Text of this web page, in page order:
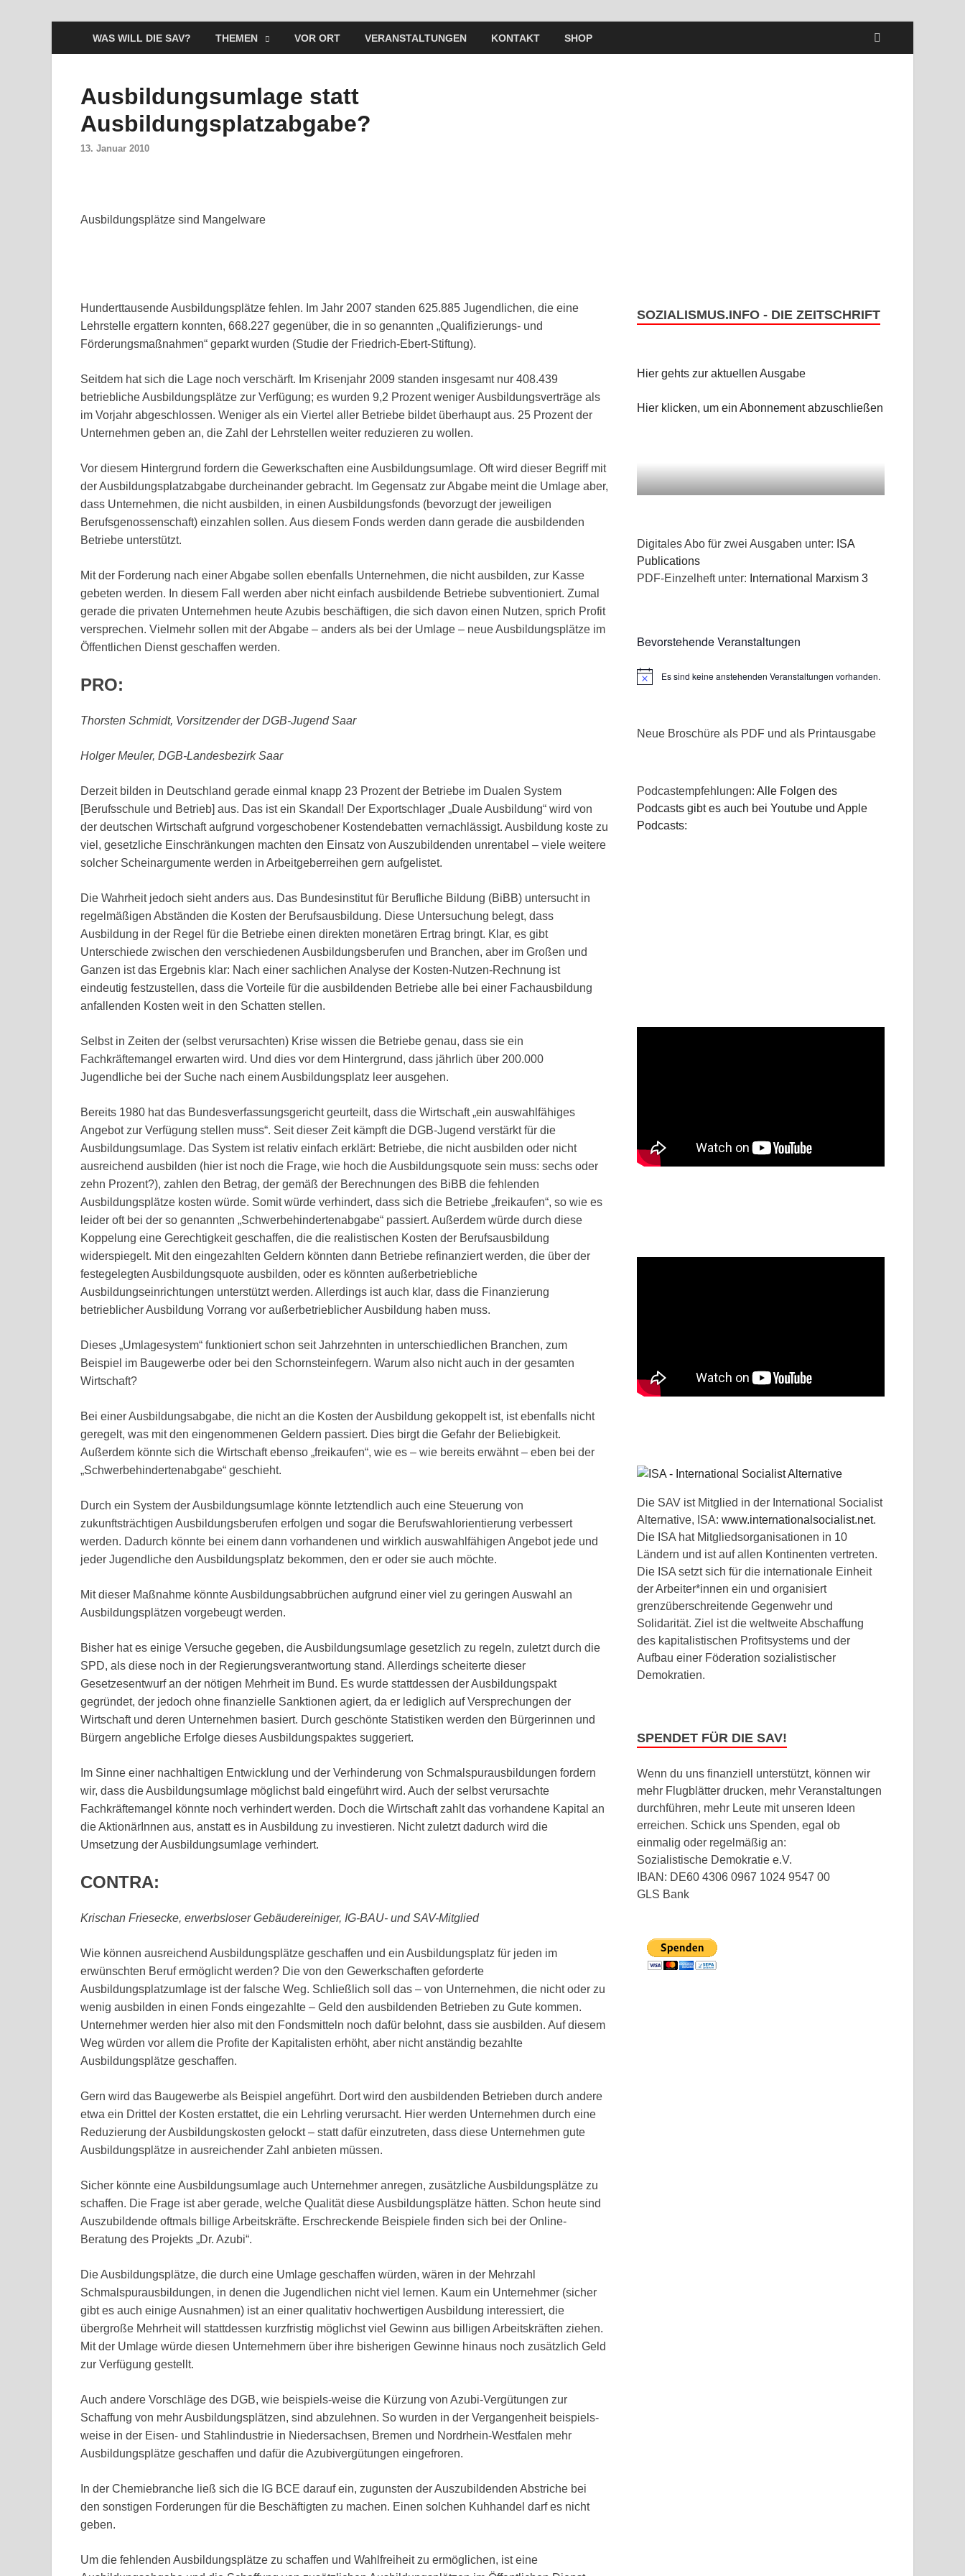
WAS WILL DIE SAV? THEMEN VOR ORT VERANSTALTUNGEN KONTAKT SHOP
Ausbildungsumlage statt
Ausbildungsplatzabgabe?
13. Januar 2010
Ausbildungsplätze sind Mangelware
Hunderttausende Ausbildungsplätze fehlen. Im Jahr 2007 standen 625.885 Jugendlichen, die eine
Lehrstelle ergattern konnten, 668.227 gegenüber, die in so genannten „Qualifizierungs- und
Förderungsmaßnahmen“ geparkt wurden (Studie der Friedrich-Ebert-Stiftung).
Seitdem hat sich die Lage noch verschärft. Im Krisenjahr 2009 standen insgesamt nur 408.439
betriebliche Ausbildungsplätze zur Verfügung; es wurden 9,2 Prozent weniger Ausbildungsverträge als
im Vorjahr abgeschlossen. Weniger als ein Viertel aller Betriebe bildet überhaupt aus. 25 Prozent der
Unternehmen geben an, die Zahl der Lehrstellen weiter reduzieren zu wollen.
Vor diesem Hintergrund fordern die Gewerkschaften eine Ausbildungsumlage. Oft wird dieser Begriff mit
der Ausbildungsplatzabgabe durcheinander gebracht. Im Gegensatz zur Abgabe meint die Umlage aber,
dass Unternehmen, die nicht ausbilden, in einen Ausbildungsfonds (bevorzugt der jeweiligen
Berufsgenossenschaft) einzahlen sollen. Aus diesem Fonds werden dann gerade die ausbildenden
Betriebe unterstützt.
Mit der Forderung nach einer Abgabe sollen ebenfalls Unternehmen, die nicht ausbilden, zur Kasse
gebeten werden. In diesem Fall werden aber nicht einfach ausbildende Betriebe subventioniert. Zumal
gerade die privaten Unternehmen heute Azubis beschäftigen, die sich davon einen Nutzen, sprich Profit
versprechen. Vielmehr sollen mit der Abgabe – anders als bei der Umlage – neue Ausbildungsplätze im
Öffentlichen Dienst geschaffen werden.
PRO:
Thorsten Schmidt, Vorsitzender der DGB-Jugend Saar
Holger Meuler, DGB-Landesbezirk Saar
Derzeit bilden in Deutschland gerade einmal knapp 23 Prozent der Betriebe im Dualen System
[Berufsschule und Betrieb] aus. Das ist ein Skandal! Der Exportschlager „Duale Ausbildung“ wird von
der deutschen Wirtschaft aufgrund vorgeschobener Kostendebatten vernachlässigt. Ausbildung koste zu
viel, gesetzliche Einschränkungen machten den Einsatz von Auszubildenden unrentabel – viele weitere
solcher Scheinargumente werden in Arbeitgeberreihen gern aufgelistet.
Die Wahrheit jedoch sieht anders aus. Das Bundesinstitut für Berufliche Bildung (BiBB) untersucht in
regelmäßigen Abständen die Kosten der Berufsausbildung. Diese Untersuchung belegt, dass
Ausbildung in der Regel für die Betriebe einen direkten monetären Ertrag bringt. Klar, es gibt
Unterschiede zwischen den verschiedenen Ausbildungsberufen und Branchen, aber im Großen und
Ganzen ist das Ergebnis klar: Nach einer sachlichen Analyse der Kosten-Nutzen-Rechnung ist
eindeutig festzustellen, dass die Vorteile für die ausbildenden Betriebe alle bei einer Fachausbildung
anfallenden Kosten weit in den Schatten stellen.
Selbst in Zeiten der (selbst verursachten) Krise wissen die Betriebe genau, dass sie ein
Fachkräftemangel erwarten wird. Und dies vor dem Hintergrund, dass jährlich über 200.000
Jugendliche bei der Suche nach einem Ausbildungsplatz leer ausgehen.
Bereits 1980 hat das Bundesverfassungsgericht geurteilt, dass die Wirtschaft „ein auswahlfähiges
Angebot zur Verfügung stellen muss“. Seit dieser Zeit kämpft die DGB-Jugend verstärkt für die
Ausbildungsumlage. Das System ist relativ einfach erklärt: Betriebe, die nicht ausbilden oder nicht
ausreichend ausbilden (hier ist noch die Frage, wie hoch die Ausbildungsquote sein muss: sechs oder
zehn Prozent?), zahlen den Betrag, der gemäß der Berechnungen des BiBB die fehlenden
Ausbildungsplätze kosten würde. Somit würde verhindert, dass sich die Betriebe „freikaufen“, so wie es
leider oft bei der so genannten „Schwerbehindertenabgabe“ passiert. Außerdem würde durch diese
Koppelung eine Gerechtigkeit geschaffen, die die realistischen Kosten der Berufsausbildung
widerspiegelt. Mit den eingezahlten Geldern könnten dann Betriebe refinanziert werden, die über der
festegelegten Ausbildungsquote ausbilden, oder es könnten außerbetriebliche
Ausbildungseinrichtungen unterstützt werden. Allerdings ist auch klar, dass die Finanzierung
betrieblicher Ausbildung Vorrang vor außerbetrieblicher Ausbildung haben muss.
Dieses „Umlagesystem“ funktioniert schon seit Jahrzehnten in unterschiedlichen Branchen, zum
Beispiel im Baugewerbe oder bei den Schornsteinfegern. Warum also nicht auch in der gesamten
Wirtschaft?
Bei einer Ausbildungsabgabe, die nicht an die Kosten der Ausbildung gekoppelt ist, ist ebenfalls nicht
geregelt, was mit den eingenommenen Geldern passiert. Dies birgt die Gefahr der Beliebigkeit.
Außerdem könnte sich die Wirtschaft ebenso „freikaufen“, wie es – wie bereits erwähnt – eben bei der
„Schwerbehindertenabgabe“ geschieht.
Durch ein System der Ausbildungsumlage könnte letztendlich auch eine Steuerung von
zukunftsträchtigen Ausbildungsberufen erfolgen und sogar die Berufswahlorientierung verbessert
werden. Dadurch könnte bei einem dann vorhandenen und wirklich auswahlfähigen Angebot jede und
jeder Jugendliche den Ausbildungsplatz bekommen, den er oder sie auch möchte.
Mit dieser Maßnahme könnte Ausbildungsabbrüchen aufgrund einer viel zu geringen Auswahl an
Ausbildungsplätzen vorgebeugt werden.
Bisher hat es einige Versuche gegeben, die Ausbildungsumlage gesetzlich zu regeln, zuletzt durch die
SPD, als diese noch in der Regierungsverantwortung stand. Allerdings scheiterte dieser
Gesetzesentwurf an der nötigen Mehrheit im Bund. Es wurde stattdessen der Ausbildungspakt
gegründet, der jedoch ohne finanzielle Sanktionen agiert, da er lediglich auf Versprechungen der
Wirtschaft und deren Unternehmen basiert. Durch geschönte Statistiken werden den Bürgerinnen und
Bürgern angebliche Erfolge dieses Ausbildungspaktes suggeriert.
Im Sinne einer nachhaltigen Entwicklung und der Verhinderung von Schmalspurausbildungen fordern
wir, dass die Ausbildungsumlage möglichst bald eingeführt wird. Auch der selbst verursachte
Fachkräftemangel könnte noch verhindert werden. Doch die Wirtschaft zahlt das vorhandene Kapital an
die AktionärInnen aus, anstatt es in Ausbildung zu investieren. Nicht zuletzt dadurch wird die
Umsetzung der Ausbildungsumlage verhindert.
CONTRA:
Krischan Friesecke, erwerbsloser Gebäudereiniger, IG-BAU- und SAV-Mitglied
Wie können ausreichend Ausbildungsplätze geschaffen und ein Ausbildungsplatz für jeden im
erwünschten Beruf ermöglicht werden? Die von den Gewerkschaften geforderte
Ausbildungsplatzumlage ist der falsche Weg. Schließlich soll das – von Unternehmen, die nicht oder zu
wenig ausbilden in einen Fonds eingezahlte – Geld den ausbildenden Betrieben zu Gute kommen.
Unternehmer werden hier also mit den Fondsmitteln noch dafür belohnt, dass sie ausbilden. Auf diesem
Weg würden vor allem die Profite der Kapitalisten erhöht, aber nicht anständig bezahlte
Ausbildungsplätze geschaffen.
Gern wird das Baugewerbe als Beispiel angeführt. Dort wird den ausbildenden Betrieben durch andere
etwa ein Drittel der Kosten erstattet, die ein Lehrling verursacht. Hier werden Unternehmen durch eine
Reduzierung der Ausbildungskosten gelockt – statt dafür einzutreten, dass diese Unternehmen gute
Ausbildungsplätze in ausreichender Zahl anbieten müssen.
Sicher könnte eine Ausbildungsumlage auch Unternehmer anregen, zusätzliche Ausbildungsplätze zu
schaffen. Die Frage ist aber gerade, welche Qualität diese Ausbildungsplätze hätten. Schon heute sind
Auszubildende oftmals billige Arbeitskräfte. Erschreckende Beispiele finden sich bei der Online-
Beratung des Projekts „Dr. Azubi“.
Die Ausbildungsplätze, die durch eine Umlage geschaffen würden, wären in der Mehrzahl
Schmalspurausbildungen, in denen die Jugendlichen nicht viel lernen. Kaum ein Unternehmer (sicher
gibt es auch einige Ausnahmen) ist an einer qualitativ hochwertigen Ausbildung interessiert, die
übergroße Mehrheit will stattdessen kurzfristig möglichst viel Gewinn aus billigen Arbeitskräften ziehen.
Mit der Umlage würde diesen Unternehmern über ihre bisherigen Gewinne hinaus noch zusätzlich Geld
zur Verfügung gestellt.
Auch andere Vorschläge des DGB, wie beispiels-weise die Kürzung von Azubi-Vergütungen zur
Schaffung von mehr Ausbildungsplätzen, sind abzulehnen. So wurden in der Vergangenheit beispiels-
weise in der Eisen- und Stahlindustrie in Niedersachsen, Bremen und Nordrhein-Westfalen mehr
Ausbildungsplätze geschaffen und dafür die Azubivergütungen eingefroren.
In der Chemiebranche ließ sich die IG BCE darauf ein, zugunsten der Auszubildenden Abstriche bei
den sonstigen Forderungen für die Beschäftigten zu machen. Einen solchen Kuhhandel darf es nicht
geben.
Um die fehlenden Ausbildungsplätze zu schaffen und Wahlfreiheit zu ermöglichen, ist eine
SOZIALISMUS.INFO - DIE ZEITSCHRIFT
Hier gehts zur aktuellen Ausgabe
Hier klicken, um ein Abonnement abzuschließen
Digitales Abo für zwei Ausgaben unter: ISA
Publications
PDF-Einzelheft unter: International Marxism 3
Bevorstehende Veranstaltungen
HinweisEs sind keine anstehenden Veranstaltungen vorhanden.
Neue Broschüre als PDF und als Printausgabe
Podcastempfehlungen:Alle Folgen des
Podcasts gibt es auch bei Youtube und Apple
Podcasts:
Die SAV ist Mitglied in der International Socialist
Alternative, ISA:www.internationalsocialist.net.
Die ISA hat Mitgliedsorganisationen in 10
Ländern und ist auf allen Kontinenten vertreten.
Die ISA setzt sich für die internationale Einheit
der Arbeiter*innen ein und organisiert
grenzüberschreitende Gegenwehr und
Solidarität. Ziel ist die weltweite Abschaffung
des kapitalistischen Profitsystems und der
Aufbau einer Föderation sozialistischer
Demokratien.
SPENDET FÜR DIE SAV!
Wenn du uns finanziell unterstützt, können wir
mehr Flugblätter drucken, mehr Veranstaltungen
durchführen, mehr Leute mit unseren Ideen
erreichen. Schick uns Spenden, egal ob
einmalig oder regelmäßig an:
Sozialistische Demokratie e.V.
IBAN: DE60 4306 0967 1024 9547 00
GLS Bank